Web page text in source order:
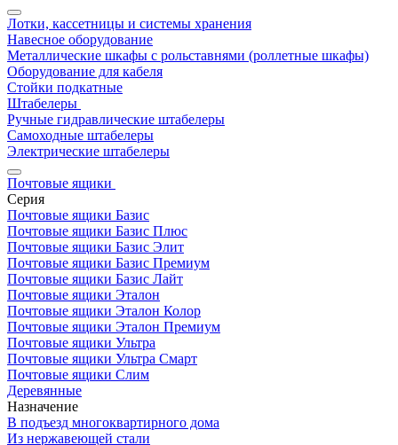
Лотки, кассетницы и системы хранения
Навесное оборудование
Металлические шкафы с рольставнями (роллетные шкафы)
Оборудование для кабеля
Стойки подкатные
Штабелеры
Ручные гидравлические штабелеры
Самоходные штабелеры
Электрические штабелеры
Почтовые ящики
Серия
Почтовые ящики Базис
Почтовые ящики Базис Плюс
Почтовые ящики Базис Элит
Почтовые ящики Базис Премиум
Почтовые ящики Базис Лайт
Почтовые ящики Эталон
Почтовые ящики Эталон Колор
Почтовые ящики Эталон Премиум
Почтовые ящики Ультра
Почтовые ящики Ультра Смарт
Почтовые ящики Слим
Деревянные
Назначение
В подъезд многоквартирного дома
Из нержавеющей стали